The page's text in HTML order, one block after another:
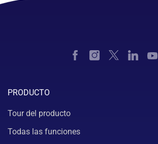
PRODUCTO
Tour del producto
Todas las funciones